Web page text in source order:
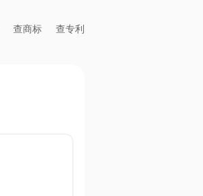
查商标 查专利